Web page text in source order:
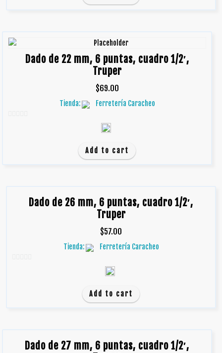
Dado de 22 mm, 6 puntas, cuadro 1/2′,
Truper
$69.00
Tienda: Ferretería Caracheo
Add to cart
Dado de 26 mm, 6 puntas, cuadro 1/2′,
Truper
$57.00
Tienda: Ferretería Caracheo
Add to cart
Dado de 27 mm, 6 puntas, cuadro 1/2′,